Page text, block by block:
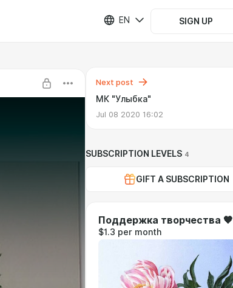
EN SIGN UP
Next post
МК "Улыбка"
Jul 08 2020 16:02
SUBSCRIPTION LEVELS 4
GIFT A SUBSCRIPTION
Поддержка творчества 🧡
$1.3 per month